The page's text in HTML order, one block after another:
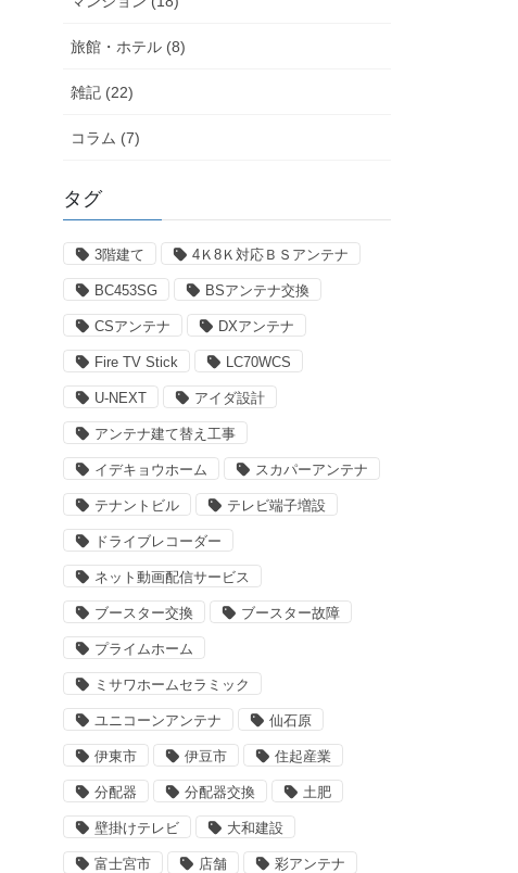
旅館・ホテル (8)
雑記 (22)
コラム (7)
タグ
3階建て 4Ｋ8Ｋ対応ＢＳアンテナ
BC453SG BSアンテナ交換
CSアンテナ DXアンテナ
Fire TV Stick LC70WCS
U-NEXT アイダ設計
アンテナ建て替え工事
イデキョウホーム スカパーアンテナ
テナントビル テレビ端子増設
ドライブレコーダー
ネット動画配信サービス
ブースター交換 ブースター故障
プライムホーム
ミサワホームセラミック
ユニコーンアンテナ 仙石原
伊東市 伊豆市 住起産業
分配器 分配器交換 土肥
壁掛けテレビ 大和建設
富士宮市 店舗 彩アンテナ